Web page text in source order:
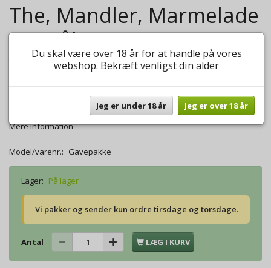
The, Mandler, Marmelade
& Småkager
anmeldelser Skriv anmeldelse
200,00 DKK
Lækker gavepakke med the og lækkerier.
Mere information
Model/varenr.: Gavepakke
Lager: På lager
Vi pakker og sender kun ordre tirsdage og torsdage.
Antal LÆG I KURV
Du skal være over 18 år for at handle på vores
webshop. Bekræft venligst din alder
Jeg er under 18 år Jeg er over 18 år